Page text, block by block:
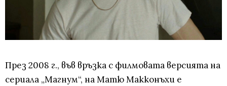
През 2008 г., във връзка с филмовата версията на
сериала „Магнум“, на Матю Макконъхи е